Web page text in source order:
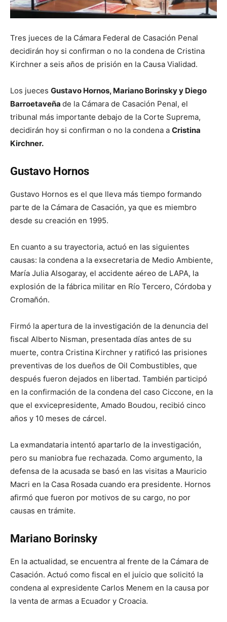
Tres jueces de la Cámara Federal de Casación Penal
decidirán hoy si confirman o no la condena de Cristina
Kirchner a seis años de prisión en la Causa Vialidad.
Los jueces Gustavo Hornos, Mariano Borinsky y Diego
Barroetaveña de la Cámara de Casación Penal, el
tribunal más importante debajo de la Corte Suprema,
decidirán hoy si confirman o no la condena a Cristina
Kirchner.
Gustavo Hornos
Gustavo Hornos es el que lleva más tiempo formando
parte de la Cámara de Casación, ya que es miembro
desde su creación en 1995.
En cuanto a su trayectoria, actuó en las siguientes
causas: la condena a la exsecretaria de Medio Ambiente,
María Julia Alsogaray, el accidente aéreo de LAPA, la
explosión de la fábrica militar en Río Tercero, Córdoba y
Cromañón.
Firmó la apertura de la investigación de la denuncia del
fiscal Alberto Nisman, presentada días antes de su
muerte, contra Cristina Kirchner y ratificó las prisiones
preventivas de los dueños de Oil Combustibles, que
después fueron dejados en libertad. También participó
en la confirmación de la condena del caso Ciccone, en la
que el exvicepresidente, Amado Boudou, recibió cinco
años y 10 meses de cárcel.
La exmandataria intentó apartarlo de la investigación,
pero su maniobra fue rechazada. Como argumento, la
defensa de la acusada se basó en las visitas a Mauricio
Macri en la Casa Rosada cuando era presidente. Hornos
afirmó que fueron por motivos de su cargo, no por
causas en trámite.
Mariano Borinsky
En la actualidad, se encuentra al frente de la Cámara de
Casación. Actuó como fiscal en el juicio que solicitó la
condena al expresidente Carlos Menem en la causa por
la venta de armas a Ecuador y Croacia.